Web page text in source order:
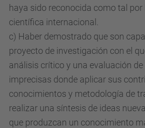
haya sido reconocida como tal
científica internacional.
c) Haber demostrado que son
proyecto de investigación con el
análisis crítico y una evaluación
imprecisas donde aplicar sus
conocimientos y metodología de
realizar una síntesis de ideas
que produzcan un conocimiento